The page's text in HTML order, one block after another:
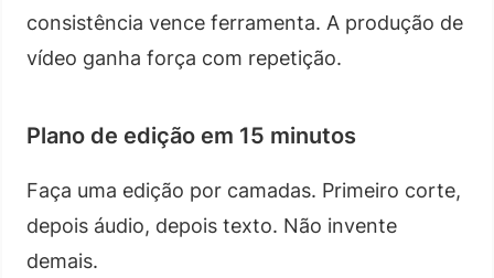
consistência vence ferramenta. A produção de
vídeo ganha força com repetição.
Plano de edição em 15 minutos
Faça uma edição por camadas. Primeiro corte,
depois áudio, depois texto. Não invente
demais.